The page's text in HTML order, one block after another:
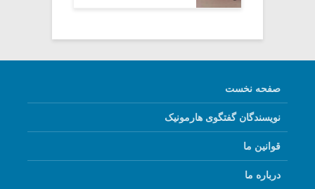
صفحه نخست
نویسندگان گفتگوی هارمونیک
قوانین ما
درباره ما